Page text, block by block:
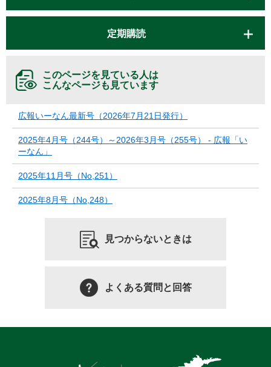
定期購読
このページを見ている人は
こんなページも見ています
広報いーなん最新号（2026年7月21日発行）
2025年4月号（244号）～2026年3月号（255号） - 広報「い
ーなん」
2025年11月号（No,251）
2025年8月号（No,248）
見つからないときは
よくある質問と回答